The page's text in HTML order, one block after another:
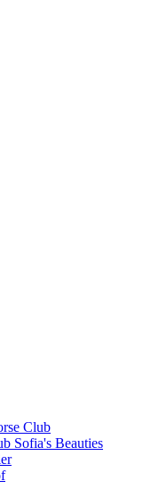
Club
Sofia's Beauties